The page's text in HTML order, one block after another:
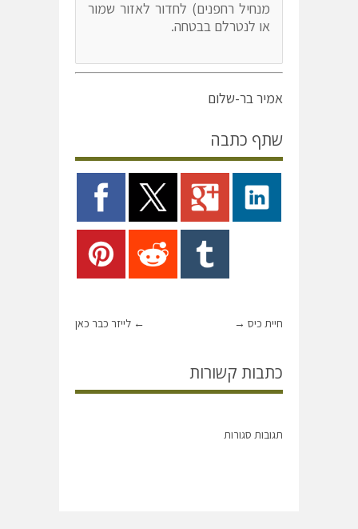
מנחיל רחפנים) לחדור לאזור שמור
או לנטרלם בבטחה.
אמיר בר-שלום
שתף כתבה
← לייזר כבר כאן חיית כיס →
כתבות קשורות
תגובות סגורות